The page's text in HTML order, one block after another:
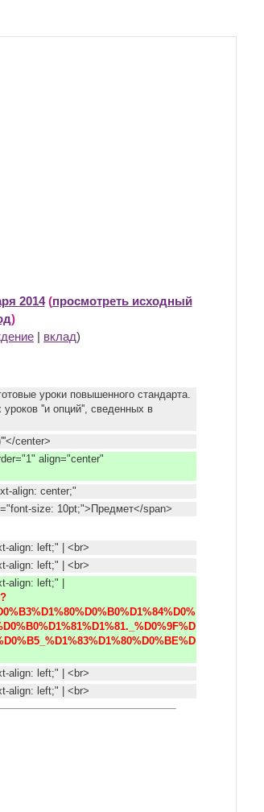
2014(просмотреть исходный
)
| вклад)
уроки повышенного стандарта.
''и опций'', сведенных в
center>
align="center"
align: center;"
size: 10pt;">Предмет</span>
align: left;" | <br>
align: left;" | <br>
align: left;" |
align: left;" | <br>
align: left;" | <br>